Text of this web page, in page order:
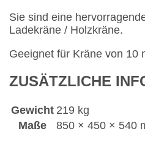
Sie sind eine
Ladekräne / Holzkräne.
Geeignet für Kräne von 10
ZUSÄTZLICHE
Gewicht 219 kg
Maße
850 × 450 × 540